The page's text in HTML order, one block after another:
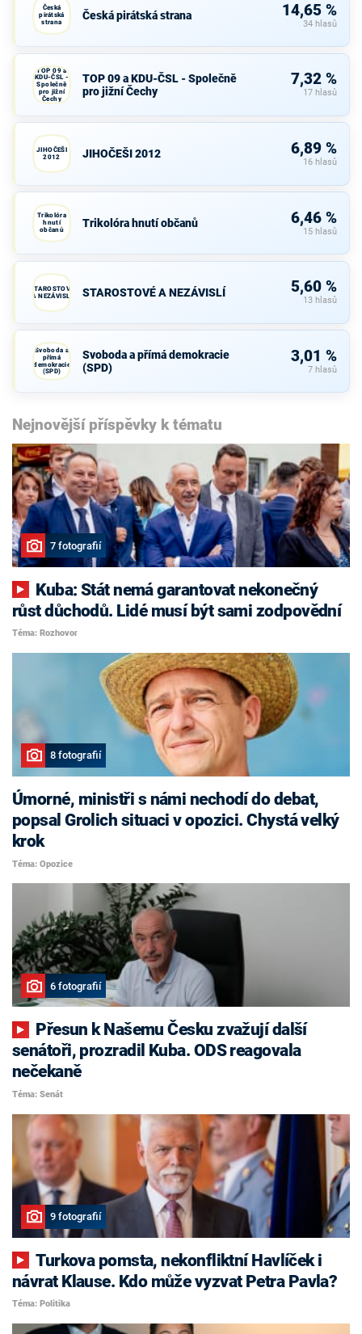
Česká
pirátská
strana
Česká pirátská strana 14,65 %
34 hlasů
TOP 09 a
KDU-ČSL -
Společně
pro jižní
Čechy
TOP 09 a KDU-ČSL - Společně
pro jižní Čechy
7,32 %
17 hlasů
JIHOČEŠI
2012
JIHOČEŠI 2012 6,89 %
16 hlasů
Trikolóra
hnutí
občanů
Trikolóra hnutí občanů 6,46 %
15 hlasů
STAROSTOVÉ
A NEZÁVISLÍ
STAROSTOVÉ A NEZÁVISLÍ 5,60 %
13 hlasů
Svoboda a
přímá
demokracie
(SPD)
Svoboda a přímá demokracie
(SPD)
3,01 %
7 hlasů
Nejnovější příspěvky k tématu
7 fotografií
růst důchodů. Lidé musí být sami zodpovědní
Téma: Rozhovor
8 fotografií
Úmorné, ministři s námi nechodí do debat,
popsal Grolich situaci v opozici. Chystá velký
krok
Téma: Opozice
6 fotografií
senátoři, prozradil Kuba. ODS reagovala
nečekaně
Téma: Senát
9 fotografií
Turkova pomsta, nekonfliktní Havlíček i
návrat Klause. Kdo může vyzvat Petra Pavla?
Téma: Politika